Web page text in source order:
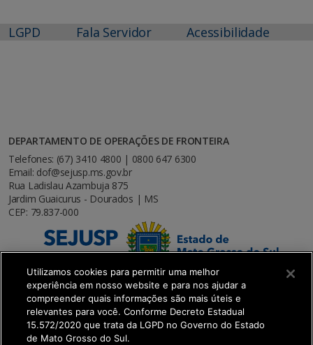
LGPD Fala Servidor Acessibilidade
DEPARTAMENTO DE OPERAÇÕES DE FRONTEIRA
Telefones: (67) 3410 4800 | 0800 647 6300
Email: dof@sejusp.ms.gov.br
Rua Ladislau Azambuja 875
Jardim Guaicurus - Dourados | MS
CEP: 79.837-000
Utilizamos cookies para permitir uma melhor
experiência em nosso website e para nos ajudar a
compreender quais informações são mais úteis e
relevantes para você. Conforme Decreto Estadual
15.572/2020 que trata da LGPD no Governo do Estado
de Mato Grosso do Sul.